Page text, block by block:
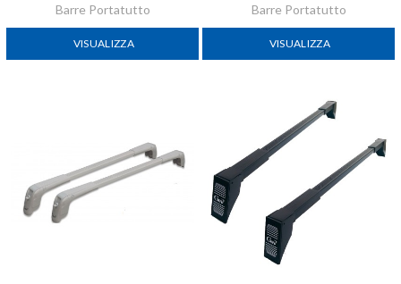
Barre Portatutto
VISUALIZZA
Barre Portatutto
VISUALIZZA